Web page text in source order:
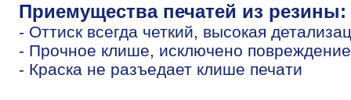
Приемущества печатей из резины:
- Оттиск всегда четкий, высокая
- Прочное клише, исключено
- Краска не разъедает клише печати